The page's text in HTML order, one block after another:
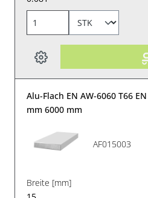
Alu-Flach EN AW-6060 T66
mm 6000 mm
AF015003
Breite [mm]